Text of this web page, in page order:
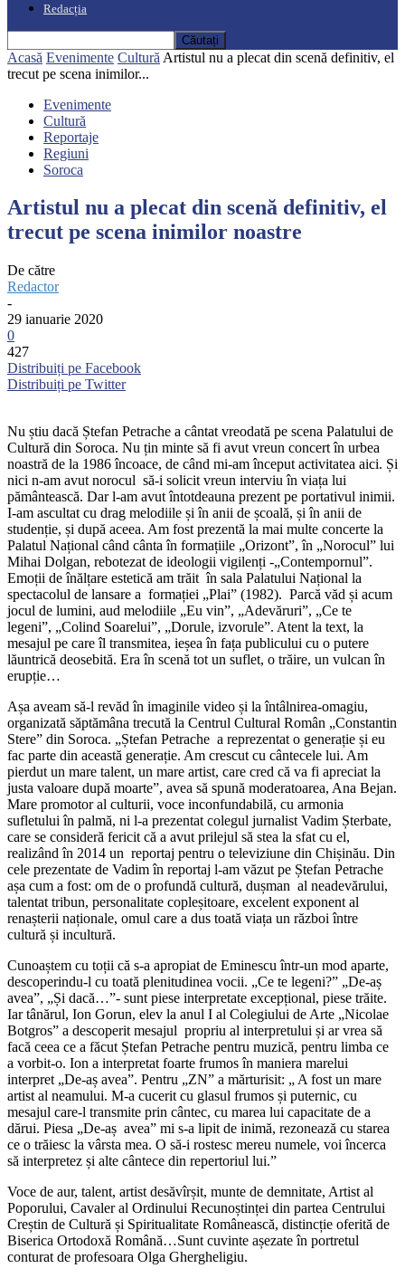
Redacția
Acasă Evenimente Cultură Artistul nu a plecat din scenă definitiv, el
trecut pe scena inimilor...
Evenimente
Cultură
Reportaje
Regiuni
Soroca
Artistul nu a plecat din scenă definitiv, el
trecut pe scena inimilor noastre
De către
Redactor
-
29 ianuarie 2020
0
427
Distribuiți pe Facebook
Distribuiți pe Twitter
Nu știu dacă Ștefan Petrache a cântat vreodată pe scena Palatului de
Cultură din Soroca. Nu țin minte să fi avut vreun concert în urbea
noastră de la 1986 încoace, de când mi-am început activitatea aici. Și
nici n-am avut norocul să-i solicit vreun interviu în viața lui
pământească. Dar l-am avut întotdeauna prezent pe portativul inimii.
I-am ascultat cu drag melodiile și în anii de școală, și în anii de
studenție, și după aceea. Am fost prezentă la mai multe concerte la
Palatul Național când cânta în formațiile „Orizont”, în „Norocul” lui
Mihai Dolgan, rebotezat de ideologii vigilenți -„Contempornul”.
Emoții de înălțare estetică am trăit în sala Palatului Național la
spectacolul de lansare a formației „Plai” (1982). Parcă văd și acum
jocul de lumini, aud melodiile „Eu vin”, „Adevăruri”, „Ce te
legeni”, „Colind Soarelui”, „Dorule, izvorule”. Atent la text, la
mesajul pe care îl transmitea, ieșea în fața publicului cu o putere
lăuntrică deosebită. Era în scenă tot un suflet, o trăire, un vulcan în
erupție…
Așa aveam să-l revăd în imaginile video și la întâlnirea-omagiu,
organizată săptămâna trecută la Centrul Cultural Român „Constantin
Stere” din Soroca. „Ștefan Petrache a reprezentat o generație și eu
fac parte din această generație. Am crescut cu cântecele lui. Am
pierdut un mare talent, un mare artist, care cred că va fi apreciat la
justa valoare după moarte”, avea să spună moderatoarea, Ana Bejan.
Mare promotor al culturii, voce inconfundabilă, cu armonia
sufletului în palmă, ni l-a prezentat colegul jurnalist Vadim Șterbate,
care se consideră fericit că a avut prilejul să stea la sfat cu el,
realizând în 2014 un reportaj pentru o televiziune din Chișinău. Din
cele prezentate de Vadim în reportaj l-am văzut pe Ștefan Petrache
așa cum a fost: om de o profundă cultură, dușman al neadevărului,
talentat tribun, personalitate copleșitoare, excelent exponent al
renașterii naționale, omul care a dus toată viața un război între
cultură și incultură.
Cunoaștem cu toții că s-a apropiat de Eminescu într-un mod aparte,
descoperindu-l cu toată plenitudinea vocii. „Ce te legeni?” „De-aș
avea”, „Și dacă…”- sunt piese interpretate excepțional, piese trăite.
Iar tânărul, Ion Gorun, elev la anul I al Colegiului de Arte „Nicolae
Botgros” a descoperit mesajul propriu al interpretului și ar vrea să
facă ceea ce a făcut Ștefan Petrache pentru muzică, pentru limba ce
a vorbit-o. Ion a interpretat foarte frumos în maniera marelui
interpret „De-aș avea”. Pentru „ZN” a mărturisit: „ A fost un mare
artist al neamului. M-a cucerit cu glasul frumos și puternic, cu
mesajul care-l transmite prin cântec, cu marea lui capacitate de a
dărui. Piesa „De-aș avea” mi s-a lipit de inimă, rezonează cu starea
ce o trăiesc la vârsta mea. O să-i rostesc mereu numele, voi încerca
să interpretez și alte cântece din repertoriul lui.”
Voce de aur, talent, artist desăvîrșit, munte de demnitate, Artist al
Poporului, Cavaler al Ordinului Recunoștinței din partea Centrului
Creștin de Cultură și Spiritualitate Românească, distincție oferită de
Biserica Ortodoxă Română…Sunt cuvinte așezate în portretul
conturat de profesoara Olga Ghergheligiu.